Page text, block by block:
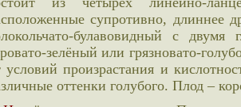
супротивно, длиннее
булавовидный с двумя
зелёный или грязновато-
условий произрастания и
оттенки голубого. Плод –